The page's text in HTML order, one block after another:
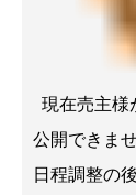
現在売主様
公開できま
日程調整の